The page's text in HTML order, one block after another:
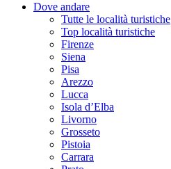
Dove andare
Tutte le località turistiche
Top località turistiche
Firenze
Siena
Pisa
Arezzo
Lucca
Isola d’Elba
Livorno
Grosseto
Pistoia
Carrara